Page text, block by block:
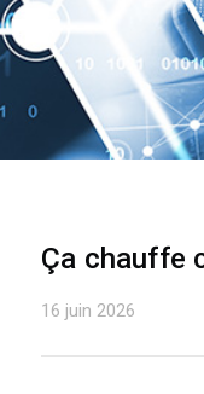
Ça chauffe
16 juin 2026